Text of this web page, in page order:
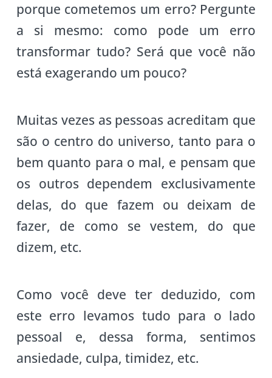
porque cometemos um erro? Pergunte
a si mesmo: como pode um erro
transformar tudo? Será que você não
está exagerando um pouco?
Muitas vezes as pessoas acreditam que
são o centro do universo, tanto para o
bem quanto para o mal, e pensam que
os outros dependem exclusivamente
delas, do que fazem ou deixam de
fazer, de como se vestem, do que
dizem, etc.
Como você deve ter deduzido, com
este erro levamos tudo para o lado
pessoal e, dessa forma, sentimos
ansiedade, culpa, timidez, etc.